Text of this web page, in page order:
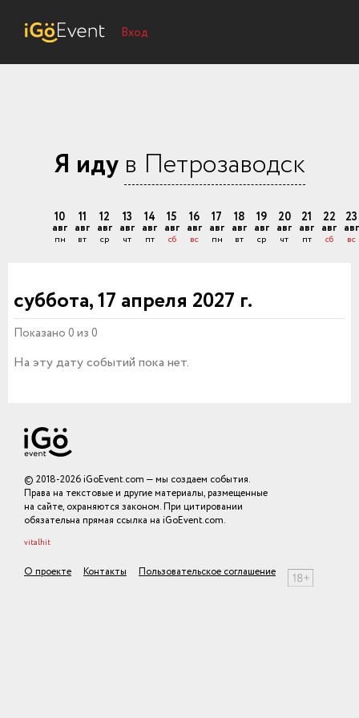
Вход
Я иду в Петрозаводск
10
авг
пн
11
авг
вт
12
авг
ср
13
авг
чт
14
авг
пт
15
авг
сб
16
авг
вс
17
авг
пн
18
авг
вт
19
авг
ср
20
авг
чт
21
авг
пт
22
авг
сб
23
авг
вс
суббота, 17 апреля 2027 г.
Показано 0 из 0
На эту дату событий пока нет.
© 2018-2026 iGoEvent.com — мы создаем события.
Права на текстовые и другие материалы, размещенные
на сайте, охраняются законом. При цитировании
обязательна прямая ссылка на iGoEvent.com.
vitalhit
О проекте Контакты Пользовательское соглашение